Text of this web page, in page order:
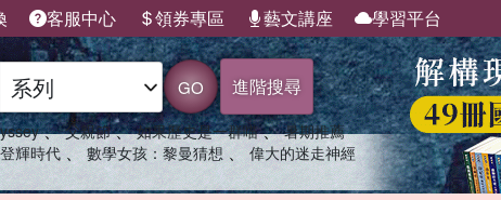
客服中心 領券專區 藝文講座 學習平台
GO 進階搜尋
、 父親節 、 如果歷史是一群喵 、 暑期推薦
輝時代 、 數學女孩：黎曼猜想 、 偉大的迷走神經